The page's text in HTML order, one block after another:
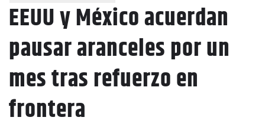
EEUU y México acuerdan
pausar aranceles por un
mes tras refuerzo en
frontera